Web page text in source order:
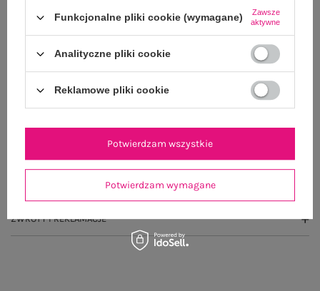
100 dni na zwrot
OPIS PRODUKTU
ZWROTY I REKLAMACJE
Funkcjonalne pliki cookie (wymagane)
Zawsze
aktywne
Analityczne pliki cookie
Reklamowe pliki cookie
Potwierdzam wymagane
Potwierdzam wszystkie